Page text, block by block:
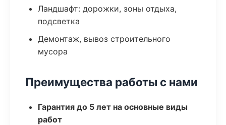
Ландшафт: дорожки, зоны отдыха,
подсветка
Демонтаж, вывоз строительного
мусора
Преимущества работы с нами
Гарантия до 5 лет на основные виды
работ